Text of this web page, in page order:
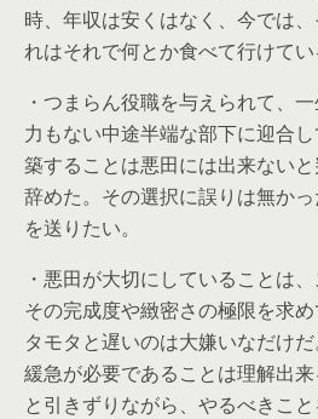
時、年収は安くはなく、今では
れはそれで何とか食べて行けてい
・つまらん役職を与えられて、
力もない中途半端な部下に迎合
築することは悪田には出来ない
辞めた。その選択に誤りは無か
を送りたい。
・悪田が大切にしていることは
その完成度や緻密さの極限を求
タモタと遅いのは大嫌いなだけ
緩急が必要であることは理解出
と引きずりながら、やるべきこ